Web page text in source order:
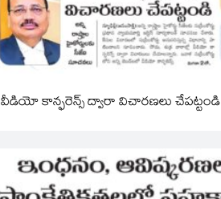
వీడియో కాన్ఫరెన్స్ ద్వారా విచారణలు చేపట్టండి